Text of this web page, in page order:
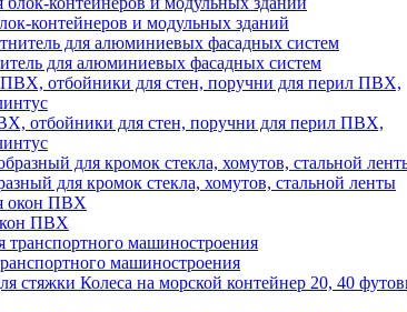
контейнеров и модульных зданий
для алюминиевых фасадных систем
отбойники для стен, поручни для перил ПВХ,
для кромок стекла, хомутов, стальной ленты
ПВХ
машиностроения